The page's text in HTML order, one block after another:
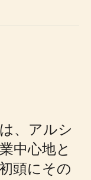
、アルシ
中心地と
頭にその